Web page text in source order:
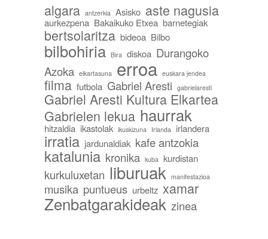
algara antzerkia Asisko aste nagusia
aurkezpena Bakaikuko Etxea barnetegiak
bertsolaritza bideoa Bilbo
bilbohiria Bira diskoa Durangoko
Azoka elkartasuna erroa euskara jendea
filma futbola Gabriel Aresti gabrielaresti
Gabriel Aresti Kultura Elkartea
Gabrielen lekua haurrak
hitzaldia ikastolak ikuskizuna Irlanda irlandera
irratia jardunaldiak kafe antzokia
katalunia kronika kuba kurdistan
kurkuluxetan liburuak manifestazioa
musika puntueus urbeltz xamar
Zenbatgarakideak zinea